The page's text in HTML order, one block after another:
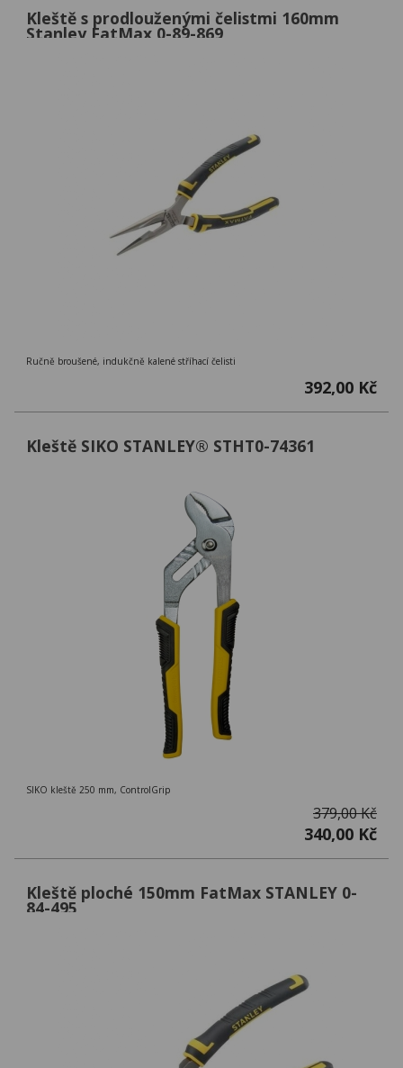
Kleště s prodlouženými čelistmi 160mm
Stanley FatMax 0-89-869
Ručně broušené, indukčně kalené stříhací čelisti
392,00 Kč
Kleště SIKO STANLEY® STHT0-74361
SIKO kleště 250 mm, ControlGrip
379,00 Kč
340,00 Kč
Kleště ploché 150mm FatMax STANLEY 0-
84-495